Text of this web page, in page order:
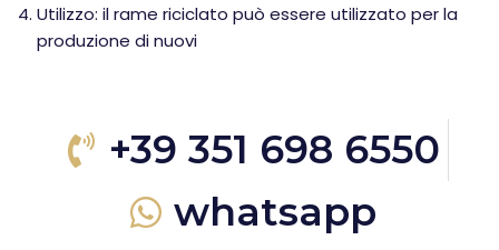
Utilizzo: il rame riciclato può essere utilizzato per la
produzione di nuovi
+39 351 698 6550
whatsapp